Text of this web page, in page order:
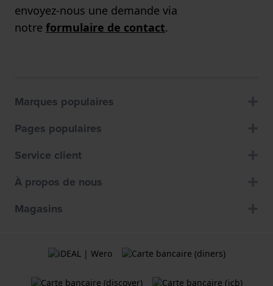
envoyez-nous une demande via
notre formulaire de contact.
Marques populaires
Pages populaires
Service client
À propos de nous
Magasins